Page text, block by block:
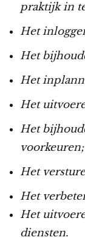
praktijk in
Het
Het
Het
Het
Het
voorkeuren;
Het
Het
Het
diensten.